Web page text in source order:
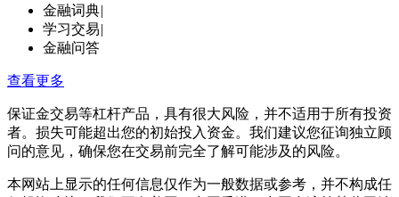
金融词典|
学习交易|
金融问答
查看更多
保证金交易等杠杆产品，具有很大风险，并不适用于所有投资
者。损失可能超出您的初始投入资金。我们建议您征询独立顾
问的意见，确保您在交易前完全了解可能涉及的风险。
本网站上显示的任何信息仅作为一般数据或参考，并不构成任